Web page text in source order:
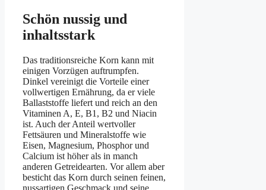
Schön nussig und
inhaltsstark
Das traditionsreiche Korn kann mit
einigen Vorzügen auftrumpfen.
Dinkel vereinigt die Vorteile einer
vollwertigen Ernährung, da er viele
Ballaststoffe liefert und reich an den
Vitaminen A, E, B1, B2 und Niacin
ist. Auch der Anteil wertvoller
Fettsäuren und Mineralstoffe wie
Eisen, Magnesium, Phosphor und
Calcium ist höher als in manch
anderen Getreidearten. Vor allem aber
besticht das Korn durch seinen feinen,
nussartigen Geschmack und seine